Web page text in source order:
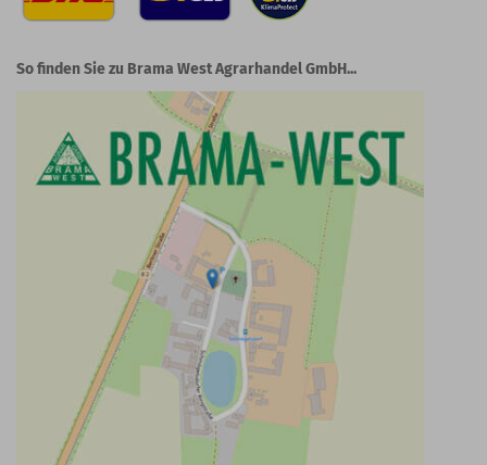
So finden Sie zu Brama West Agrarhandel GmbH...